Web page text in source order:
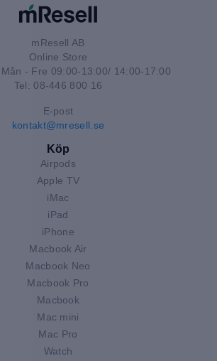
mResell AB
Online Store
- Fre 09:00-13:00/ 14:00-17:00
Tel: 08-446 800 16
E-post
kontakt@mresell.se
Köp
Airpods
Apple TV
iMac
iPad
iPhone
Macbook Air
Macbook Neo
Macbook Pro
Macbook
Mac mini
Mac Pro
Watch